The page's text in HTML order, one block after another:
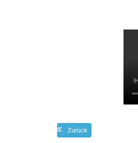
Zurück